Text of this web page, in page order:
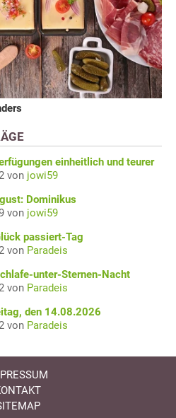
einheitlich und teurer
von jowi59
Dominikus
von jowi59
passiert-Tag
von Paradeis
unter-Sternen-Nacht
von Paradeis
den 14.08.2026
von Paradeis